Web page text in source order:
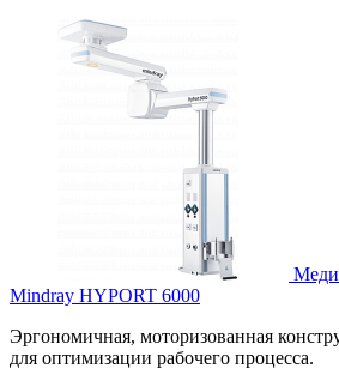
Mindray HYPORT 6000
Эргономичная, моторизованная
для оптимизации рабочего процесса.